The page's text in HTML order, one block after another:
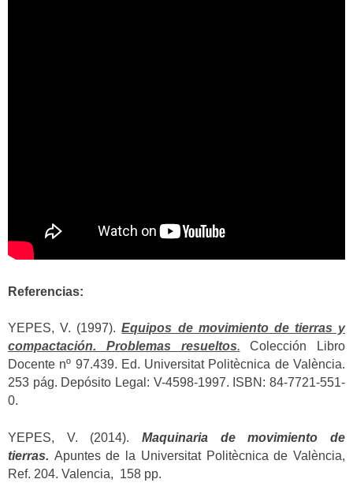
Referencias:
YEPES, V. (1997).Equipos de movimiento de tierras y
compactación. Problemas resueltos. Colección Libro
Docente nº 97.439. Ed. Universitat Politècnica de València.
253 pág. Depósito Legal: V-4598-1997. ISBN: 84-7721-551-
0.
YEPES, V. (2014). Maquinaria de movimiento de
tierras. Apuntes de la Universitat Politècnica de València,
Ref. 204. Valencia, 158 pp.